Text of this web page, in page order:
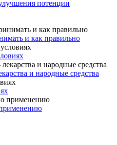
потенции
и как правильно
и народные средства